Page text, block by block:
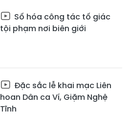
Số hóa công tác tố giác
tội phạm nơi biên giới
Đặc sắc lễ khai mạc Liên
hoan Dân ca Ví, Giặm Nghệ
Tĩnh